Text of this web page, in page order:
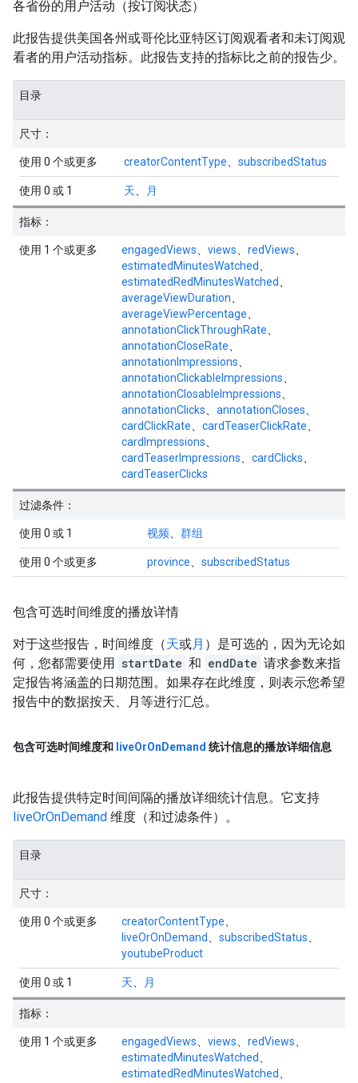
各省份的用户活动（按订阅状态）
此报告提供美国各州或哥伦比亚特区订阅观看者和未订阅观
看者的用户活动指标。此报告支持的指标比之前的报告少。
目录
尺寸：
使用 0 个或更多 creatorContentType subscribedStatus
使用 0 或 1 天 月
指标：
使用 1 个或更多 engagedViews views redViews
estimatedMinutesWatched
estimatedRedMinutesWatched
averageViewDuration
averageViewPercentage
annotationClickThroughRate
annotationCloseRate
annotationImpressions
annotationClickableImpressions
annotationClosableImpressions
annotationClicks
annotationCloses
cardClickRate
cardTeaserClickRate
cardImpressions
cardTeaserImpressions
cardClicks
cardTeaserClicks
过滤条件：
使用 0 或 1 视频 群组
使用 0 个或更多 province subscribedStatus
包含可选时间维度的播放详情
对于这些报告，时间维度（天或月 ）是可选的，因为无论如
何，您都需要使用 startDate 和 endDate 请求参数来指
定报告将涵盖的日期范围。如果存在此维度，则表示您希望
报告中的数据按天、月等进行汇总。
包含可选时间维度和 liveOrOn Demand 统计信息的播放详细信息
此报告提供特定时间间隔的播放详细统计信息。它支持
liveOrOnDemand 维度（和过滤条件）。
目录
尺寸：
使用 0 个或更多 creatorContentType
liveOrOnDemand
subscribedStatus
youtubeProduct
使用 0 或 1 天 月
指标：
使用 1 个或更多 engagedViews views redViews
estimatedMinutesWatched
estimatedRedMinutesWatched